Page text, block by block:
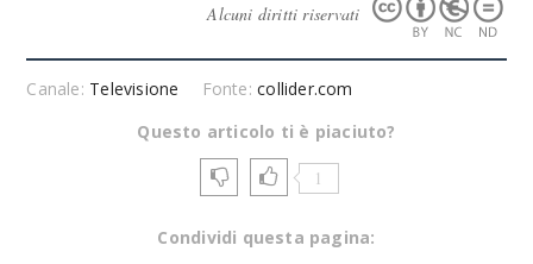
Alcuni diritti riservati
Canale: Televisione Fonte:collider.com
Questo articolo ti è piaciuto?
1
Condividi questa pagina: